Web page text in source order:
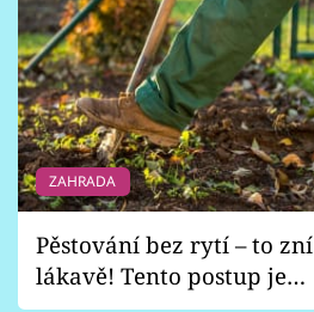
ZAHRADA
Pěstování bez rytí – to zní
lákavě! Tento postup je